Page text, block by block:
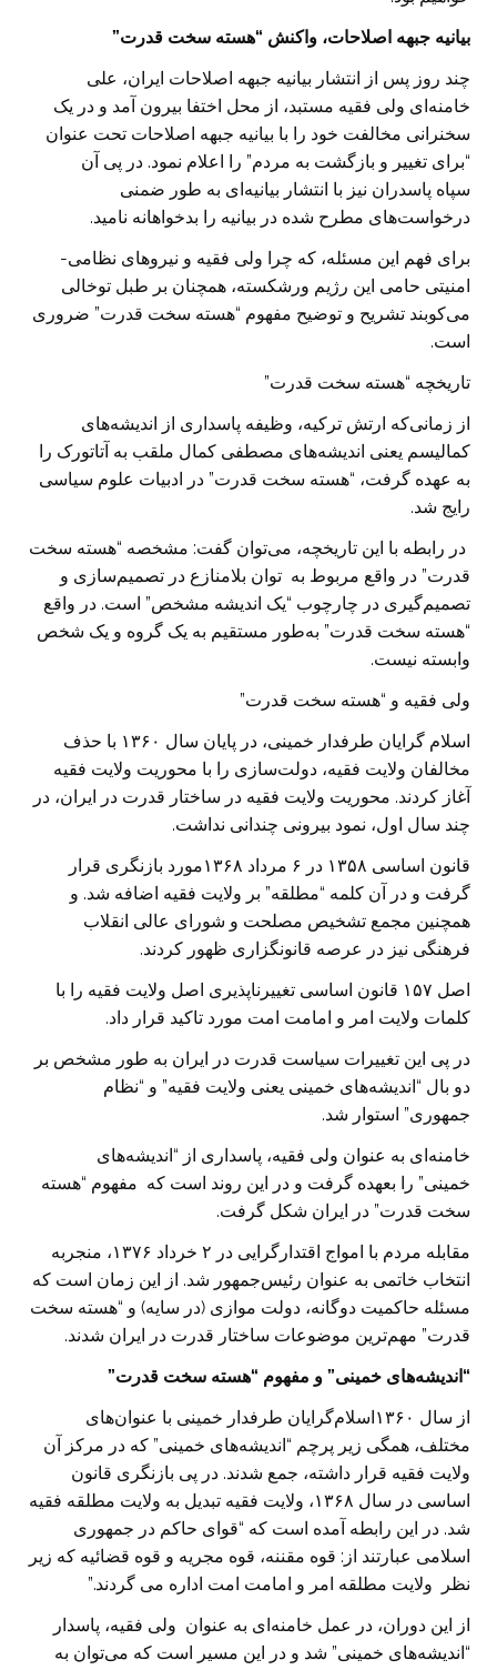
بیانیه جبهه اصلاحات، واکنش “هسته سخت قدرت”
چند روز پس از انتشار بیانیه جبهه اصلاحات ایران، علی
خامنه‌ای ولی فقیه مستبد، از محل اختفا بیرون آمد و در یک
سخنرانی مخالفت خود را با بیانیه جبهه اصلاحات تحت عنوان
“برای تغییر و بازگشت به مردم” را اعلام نمود. در پی آن
سپاه پاسدران نیز با انتشار بیانیه‌ای به طور ضمنی
درخواست‌های مطرح شده در بیانیه را بدخواهانه نامید.
برای فهم این مسئله، که چرا ولی فقیه و نیروهای نظامی-
امنیتی حامی این رژیم ورشکسته، همچنان بر طبل توخالی
می‌کوبند تشریح و توضیح مفهوم “هسته سخت قدرت” ضروری
است.
تاریخچه “هسته سخت قدرت”
از زمانی‌که ارتش ترکیه، وظیفه پاسداری از اندیشه‌های
کمالیسم یعنی اندیشه‌های مصطفی کمال ملقب به آتاتورک را
به عهده گرفت، “هسته سخت قدرت” در ادبیات علوم سیاسی
رایج شد.
در رابطه با این تاریخچه، می‌توان گفت: مشخصه “هسته سخت
قدرت” در واقع مربوط به توان بلامنازع در تصمیم‌سازی و
تصمیم‌گیری در چارچوب “یک اندیشه مشخص” است. در واقع
“هسته سخت قدرت” به‌طور مستقیم به یک گروه و یک شخص
وابسته نیست.
ولی فقیه و “هسته سخت قدرت”
اسلام گرایان طرفدار خمینی، در پایان سال ۱۳۶۰ با حذف
مخالفان ولایت فقیه، دولت‌سازی را با محوریت ولایت فقیه
آغاز کردند. محوریت ولایت فقیه در ساختار قدرت در ایران، در
چند سال اول، نمود بیرونی چندانی نداشت.
قانون اساسی ۱۳۵۸ در ۶ مرداد ۱۳۶۸مورد بازنگری قرار
گرفت و در آن کلمه “‌مطلقه” بر ولایت فقیه اضافه شد. و
همچنین مجمع تشخیص مصلحت و شورای عالی انقلاب
فرهنگی نیز در عرصه قانونگزاری ظهور کردند.
اصل ۱۵۷ قانون اساسی تغییرناپذیری اصل ولایت فقیه را با
کلمات ولایت امر و امامت امت مورد تاکید قرار داد.
در پی این تغییرات سیاست قدرت در ایران به طور مشخص بر
دو بال “اندیشه‌های خمینی یعنی ولایت فقیه” و “نظام
جمهوری” استوار شد.
خامنه‌ای به عنوان ولی فقیه‌، پاسداری از “اندیشه‌های
خمینی‌” را بعهده گرفت و در این روند است که مفهوم “‌هسته
سخت قدرت” در ایران شکل گرفت.
مقابله مردم با امواج اقتدارگرایی در ۲ خرداد ۱۳۷۶، منجربه
انتخاب خاتمی به عنوان رئیس‌جمهور شد. از این زمان است که
مسئله حاکمیت دو‌گانه، دولت موازی (در سایه) و “هسته سخت
قدرت” مهم‌ترین موضوعات ساختار قدرت در ایران شدند.
“اندیشه‌های خمینی” و مفهوم “هسته سخت قدرت”
از سال ۱۳۶۰اسلام‌گرایان طرفدار خمینی با عنوان‌های
مختلف، همگی زیر پرچم “اندیشه‌های خمینی” که در مرکز آن
ولایت فقیه قرار داشته، جمع شدند. در پی بازنگری قانون
اساسی در سال ۱۳۶۸، ولایت فقیه تبدیل به ولایت مطلقه فقیه
شد. در این رابطه آمده است که “قوای حاکم در جمهوری
اسلامی عبارتند از: قوه مقننه، قوه مجریه و قوه قضائیه که زیر
نظر ولایت مطلقه امر و امامت امت اداره می گردند.”
از این دوران، در عمل خامنه‌ای به عنوان ولی فقیه، پاسدار
“اندیشه‌های خمینی” شد و در این مسیر است که می‌توان به